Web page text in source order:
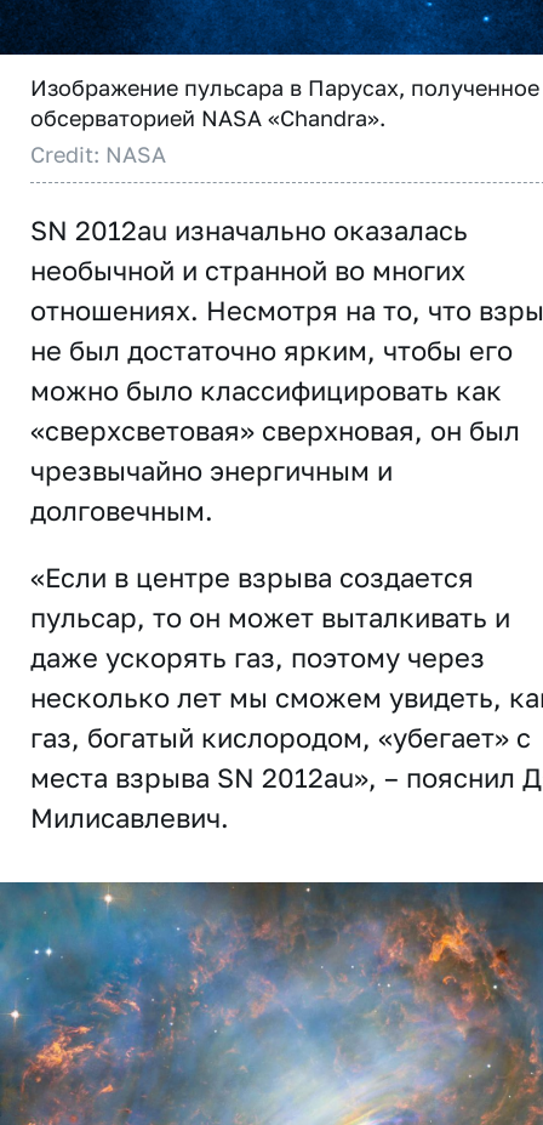
Изображение пульсара в Парусах, полученное
обсерваторией NASA «Chandra».
Credit: NASA
SN 2012au изначально оказалась
необычной и странной во многих
отношениях. Несмотря на то, что
не был достаточно ярким, чтобы его
можно было классифицировать как
«сверхсветовая» сверхновая, он был
чрезвычайно энергичным и
долговечным.
«Если в центре взрыва создается
пульсар, то он может выталкивать и
даже ускорять газ, поэтому через
несколько лет мы сможем увидеть,
газ, богатый кислородом, «убегает» с
места взрыва SN 2012au», – пояснил
Милисавлевич.